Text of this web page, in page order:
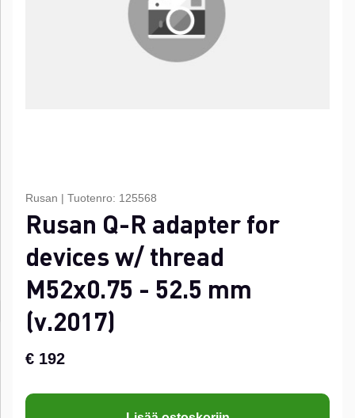
Rusan | Tuotenro: 125568
Rusan Q-R adapter for
devices w/ thread
M52x0.75 - 52.5 mm
(v.2017)
€ 192